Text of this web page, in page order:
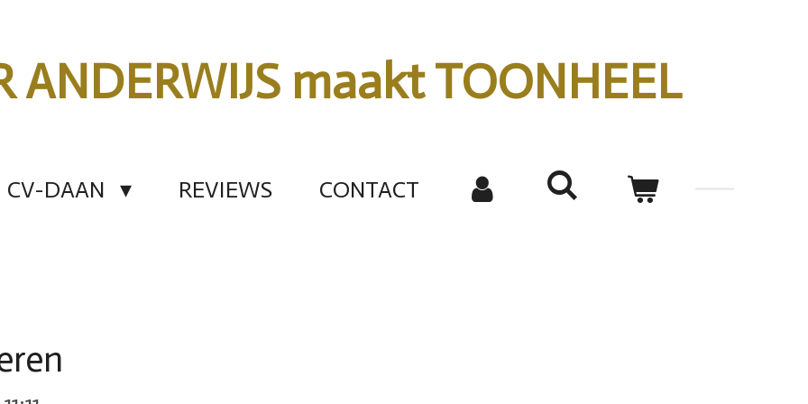
ANDERWIJS maakt TOONHEEL
CV-DAAN REVIEWS CONTACT